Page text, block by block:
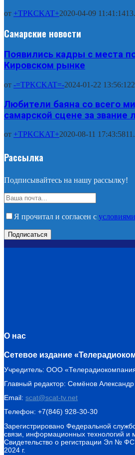
от +TPKCKAT+2020-04-09 11:41:14
Самарские новости
Появились кадры с места
Кировском рынке
от -=TPKCKAT=-2024-01-22 13:56:12
Любители баяна со всего
самарской сцене за звание
от +TPKCKAT+2020-08-11 17:43:58
Рассылка
Подписывайтесь на нашу рассылку!
Я прочитал и согласен с условиями
О нас
Сетевое издание
Учредитель: ООО
Главный редактор: Семёнов
Email: scat@scat-tv.net
Телефон: +7(846) 928-30-30
Зарегистрировано Федеральной
связи, информационных технологий и
Свидетельство о регистрации Эл №
2024 г.